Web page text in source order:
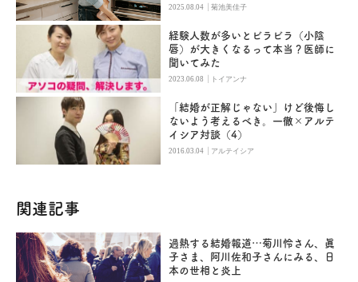
2025.08.04 |菊池美佳子
経験人数が多いとビラビラ（小陰
唇）が大きくなるって本当？医師に
聞いてみた
2023.06.08 | トイアンナ
「結婚が正解じゃない」けど後悔し
ないよう考えるべき。一徹×アルテ
イシア対談（4）
2016.03.04 | アルテイシア
関連記事
過熱する結婚報道…菊川怜さん、眞
子さま、阿川佐和子さんにみる、日
本の世相と炎上